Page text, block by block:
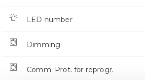
LED number
Dimming
Comm. Prot. for reprogr.